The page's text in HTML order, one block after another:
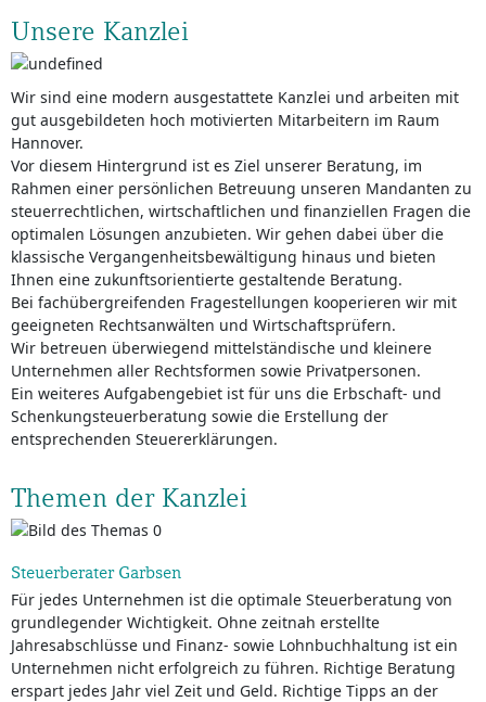
Unsere Kanzlei
Wir sind eine modern ausgestattete Kanzlei und arbeiten mit
gut ausgebildeten hoch motivierten Mitarbeitern im Raum
Hannover.
Vor diesem Hintergrund ist es Ziel unserer Beratung, im
Rahmen einer persönlichen Betreuung unseren Mandanten zu
steuerrechtlichen, wirtschaftlichen und finanziellen Fragen die
optimalen Lösungen anzubieten. Wir gehen dabei über die
klassische Vergangenheitsbewältigung hinaus und bieten
Ihnen eine zukunftsorientierte gestaltende Beratung.
Bei fachübergreifenden Fragestellungen kooperieren wir mit
geeigneten Rechtsanwälten und Wirtschaftsprüfern.
Wir betreuen überwiegend mittelständische und kleinere
Unternehmen aller Rechtsformen sowie Privatpersonen.
Ein weiteres Aufgabengebiet ist für uns die Erbschaft- und
Schenkungsteuerberatung sowie die Erstellung der
entsprechenden Steuererklärungen.
Themen der Kanzlei
Steuerberater Garbsen
Für jedes Unternehmen ist die optimale Steuerberatung von
grundlegender Wichtigkeit. Ohne zeitnah erstellte
Jahresabschlüsse und Finanz- sowie Lohnbuchhaltung ist ein
Unternehmen nicht erfolgreich zu führen. Richtige Beratung
erspart jedes Jahr viel Zeit und Geld. Richtige Tipps an der